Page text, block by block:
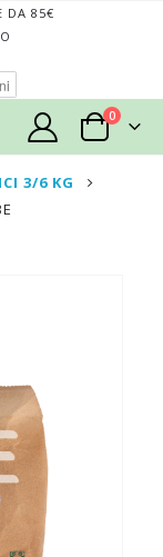
DA 85€
Cart
0elementi
3/6 KG